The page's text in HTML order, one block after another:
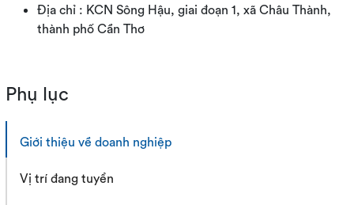
Địa chỉ : KCN Sông Hậu, giai đoạn 1, xã Châu Thành,
thành phố Cần Thơ
Phụ lục
Giới thiệu về doanh nghiệp
Vị trí đang tuyển